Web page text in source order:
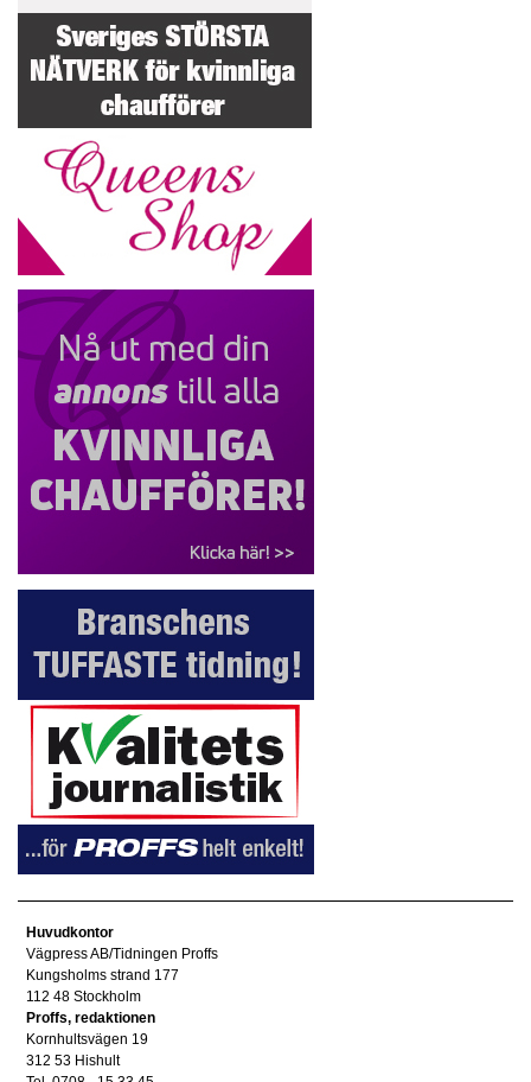
Huvudkontor
Vägpress AB/Tidningen Proffs
Kungsholms strand 177
112 48 Stockholm
Proffs, redaktionen
Kornhultsvägen 19
312 53 Hishult